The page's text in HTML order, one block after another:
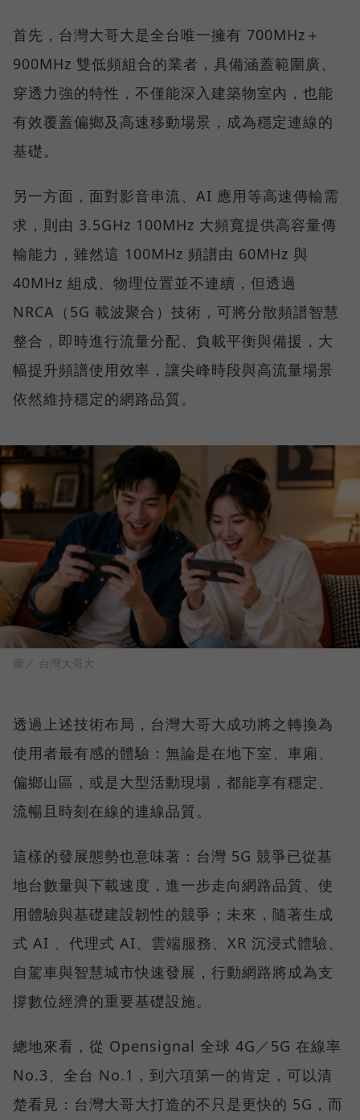
首先，台灣大哥大是全台唯一擁有 700MHz＋
900MHz 雙低頻組合的業者，具備涵蓋範圍廣、
穿透力強的特性，不僅能深入建築物室內，也能
有效覆蓋偏鄉及高速移動場景，成為穩定連線的
基礎。
另一方面，面對影音串流、AI 應用等高速傳輸需
求，則由 3.5GHz 100MHz 大頻寬提供高容量傳
輸能力，雖然這 100MHz 頻譜由 60MHz 與
40MHz 組成、物理位置並不連續，但透過
NRCA（5G 載波聚合）技術，可將分散頻譜智慧
整合，即時進行流量分配、負載平衡與備援，大
幅提升頻譜使用效率，讓尖峰時段與高流量場景
依然維持穩定的網路品質。
圖／ 台灣大哥大
透過上述技術布局，台灣大哥大成功將之轉換為
使用者最有感的體驗：無論是在地下室、車廂、
偏鄉山區，或是大型活動現場，都能享有穩定、
流暢且時刻在線的連線品質。
這樣的發展態勢也意味著：台灣 5G 競爭已從基
地台數量與下載速度，進一步走向網路品質、使
用體驗與基礎建設韌性的競爭；未來，隨著生成
式 AI 、代理式 AI、雲端服務、XR 沉浸式體驗、
自駕車與智慧城市快速發展，行動網路將成為支
撐數位經濟的重要基礎設施。
總地來看，從 Opensignal 全球 4G／5G 在線率
No.3、全台 No.1，到六項第一的肯定，可以清
楚看見：台灣大哥大打造的不只是更快的 5G，而